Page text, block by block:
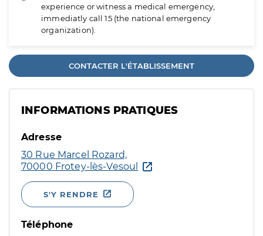
experience or witness a medical emergency,
immediatly call 15 (the national emergency
organization).
CONTACTER L'ÉTABLISSEMENT
INFORMATIONS PRATIQUES
Adresse
30 Rue Marcel Rozard,
70000 Frotey-lès-Vesoul
S'Y RENDRE
Téléphone